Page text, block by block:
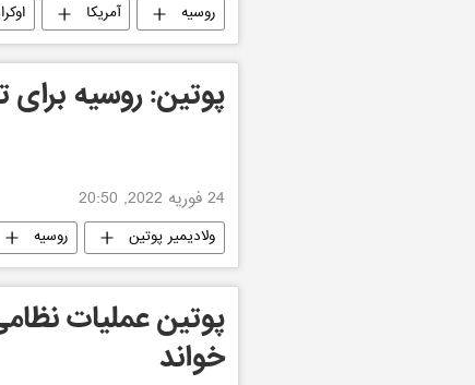
روسیه آمریکا
پوتین: روسیه
24 فوریه 2022, 20:50
ولادیمیر پوتین روسیه
پوتین عملیات
خواند